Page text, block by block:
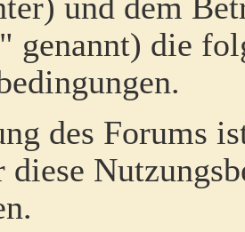
genannt) die
des Forums
diese